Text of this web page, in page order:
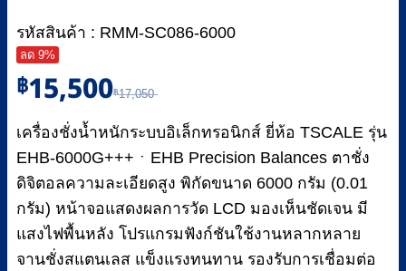
รหัสสินค้า : RMM-SC086-6000
ลด 9%
฿17,050
Original
price
was:
฿17,050.
฿15,500
Current
price
is:
฿15,500.
เครื่องชั่งน้ำหนักระบบอิเล็กทรอนิกส์ ยี่ห้อ TSCALE รุ่น
EHB-6000G+++ㆍEHB Precision Balances ตาชั่ง
ดิจิตอลความละเอียดสูง พิกัดขนาด 6000 กรัม (0.01
กรัม) หน้าจอแสดงผลการวัด LCD มองเห็นชัดเจน มี
แสงไฟพื้นหลัง โปรแกรมฟังก์ชันใช้งานหลากหลาย
จานชั่งสแตนเลส แข็งแรงทนทาน รองรับการเชื่อมต่อ